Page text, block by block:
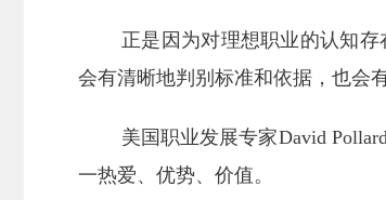
正是因为对理想职业的认知
会有清晰地判别标准和依据，也会
美国职业发展专家David
一热爱、优势、价值。